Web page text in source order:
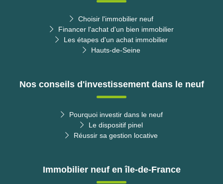
Choisir l'immobilier neuf
Financer l'achat d'un bien immobilier
Les étapes d'un achat immobilier
Hauts-de-Seine
Nos conseils d'investissement dans le neuf
Pourquoi investir dans le neuf
Le dispositif pinel
Réussir sa gestion locative
Immobilier neuf en île-de-France